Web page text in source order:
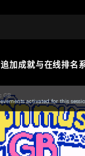
加成就与在线排名